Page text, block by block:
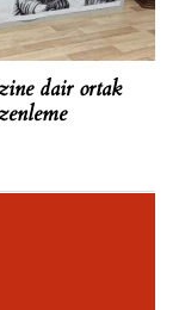
dair ortak